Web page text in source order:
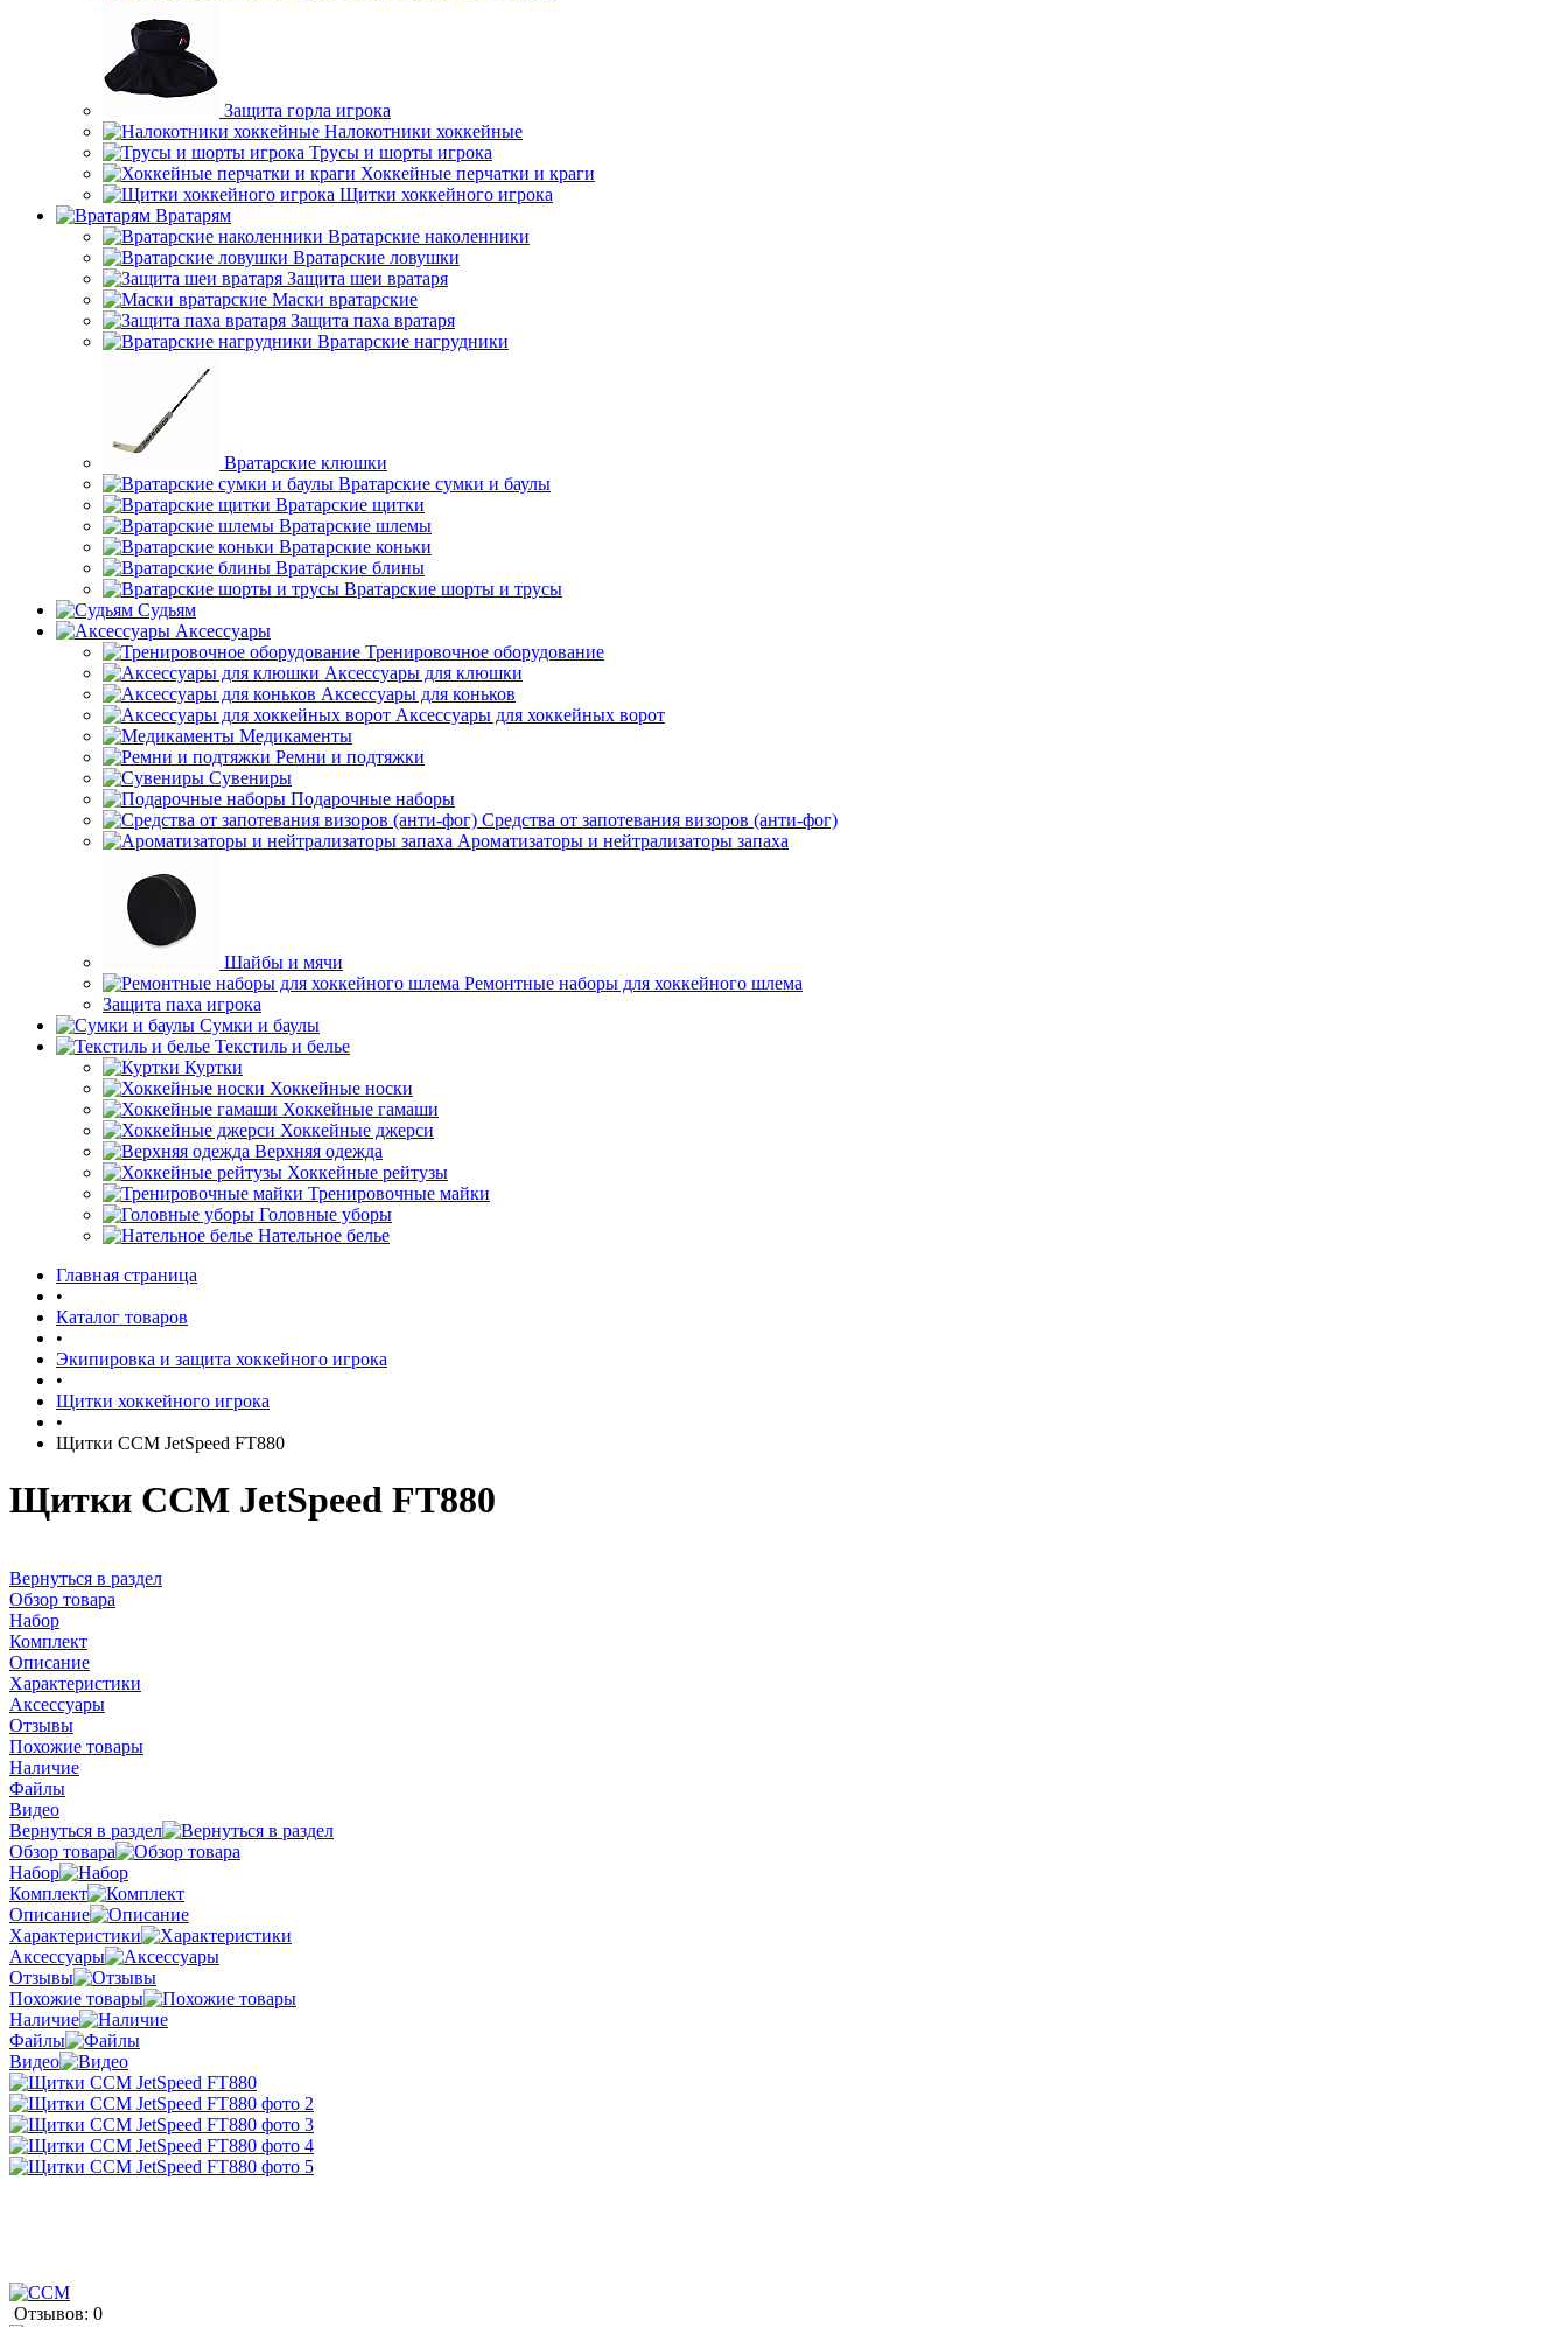
Защита горла игрока
Налокотники хоккейные
Трусы и шорты игрока
Хоккейные перчатки и краги
Щитки хоккейного игрока
Вратарям
Вратарские наколенники
Вратарские ловушки
Защита шеи вратаря
Маски вратарские
Защита паха вратаря
Вратарские нагрудники
Вратарские клюшки
Вратарские сумки и баулы
Вратарские щитки
Вратарские шлемы
Вратарские коньки
Вратарские блины
Вратарские шорты и трусы
Судьям
Аксессуары
Тренировочное оборудование
Аксессуары для клюшки
Аксессуары для коньков
Аксессуары для хоккейных ворот
Медикаменты
Ремни и подтяжки
Сувениры
Подарочные наборы
Средства от запотевания визоров (анти-фог)
Ароматизаторы и нейтрализаторы запаха
Шайбы и мячи
Ремонтные наборы для хоккейного шлема
Защита паха игрока
Сумки и баулы
Текстиль и белье
Куртки
Хоккейные носки
Хоккейные гамаши
Хоккейные джерси
Верхняя одежда
Хоккейные рейтузы
Тренировочные майки
Головные уборы
Нательное белье
Главная страница
•
Каталог товаров
•
Экипировка и защита хоккейного игрока
•
Щитки хоккейного игрока
•
Щитки CCM JetSpeed FT880
Щитки CCM JetSpeed FT880
Вернуться в раздел
Обзор товара
Набор
Комплект
Описание
Характеристики
Аксессуары
Отзывы
Похожие товары
Наличие
Файлы
Видео
Вернуться в раздел
Обзор товара
Набор
Комплект
Описание
Характеристики
Аксессуары
Отзывы
Похожие товары
Наличие
Файлы
Видео
Отзывов: 0